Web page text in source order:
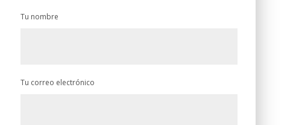
Tu nombre
Tu correo electrónico